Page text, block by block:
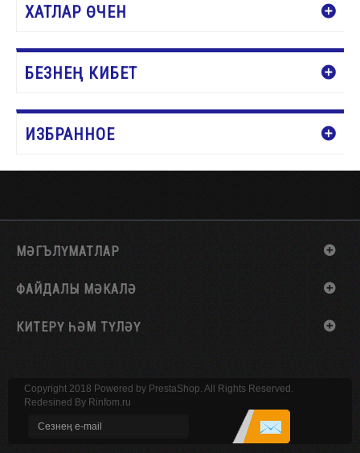
ХАТЛАР ӨЧЕН
БЕЗНЕҢ КИБЕТ
ИЗБРАННОЕ
МӘГЪЛҮМАТЛАР
ФАЙДАЛЫ МӘКАЛӘ
КИТЕРҮ ҺӘМ ТҮЛӘҮ
Copyright 2018 Powered by PrestaShop. All Rights Reserved.
Redesined By Rinfom.ru